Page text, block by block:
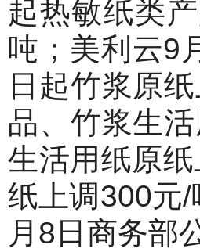
起热敏纸类
吨；美利云9
日起竹浆原
品、竹浆生
生活用纸原
纸上调300元
月8日商务部